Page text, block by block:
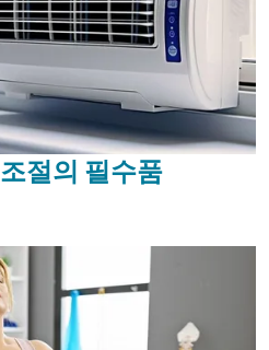
절의 필수품